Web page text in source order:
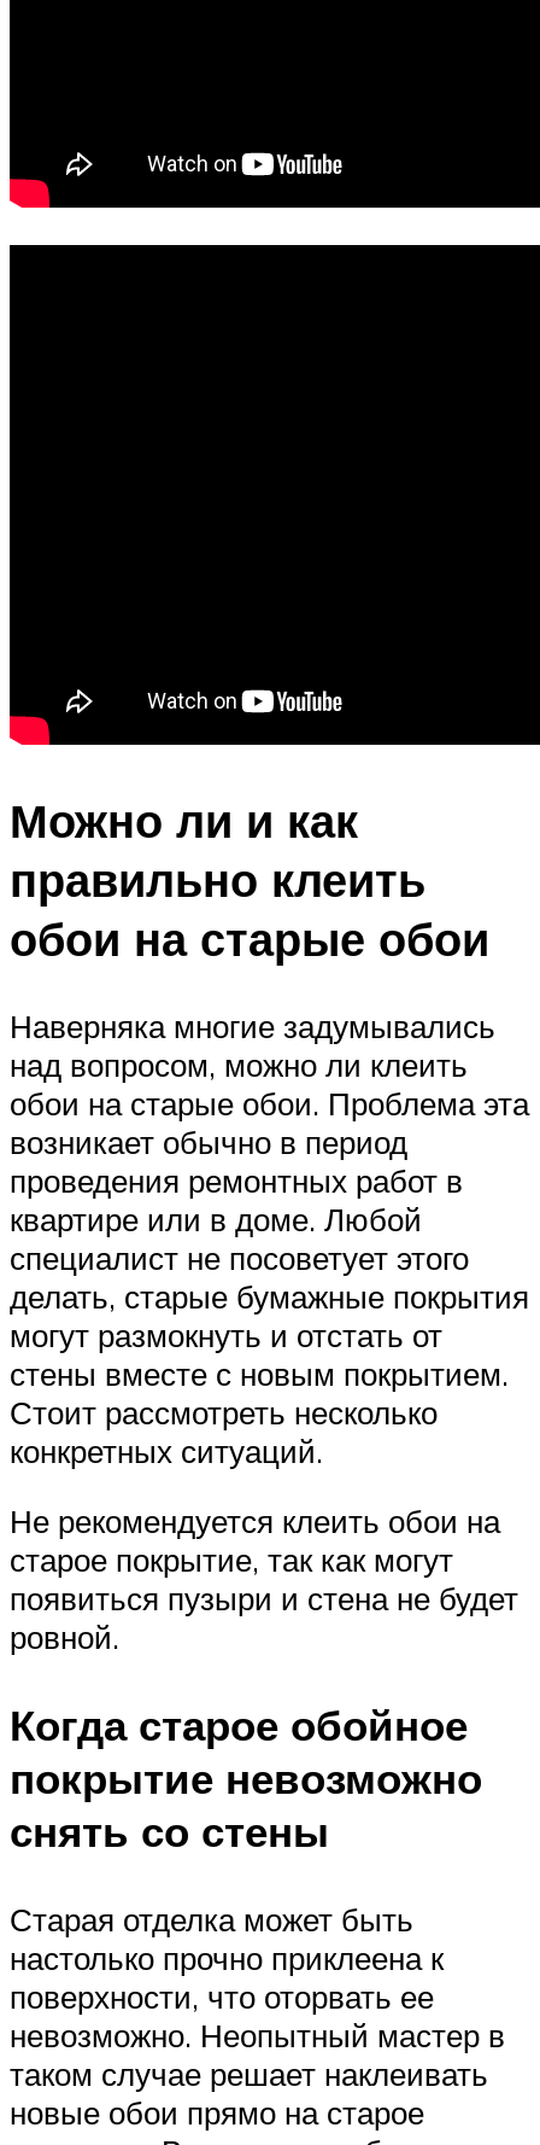
Можно ли и как
правильно клеить
обои на старые обои
Наверняка многие задумывались
над вопросом, можно ли клеить
обои на старые обои. Проблема эта
возникает обычно в период
проведения ремонтных работ в
квартире или в доме. Любой
специалист не посоветует этого
делать, старые бумажные покрытия
могут размокнуть и отстать от
стены вместе с новым покрытием.
Стоит рассмотреть несколько
конкретных ситуаций.
Не рекомендуется клеить обои на
старое покрытие, так как могут
появиться пузыри и стена не будет
ровной.
Когда старое обойное
покрытие невозможно
снять со стены
Старая отделка может быть
настолько прочно приклеена к
поверхности, что оторвать ее
невозможно. Неопытный мастер в
таком случае решает наклеивать
новые обои прямо на старое